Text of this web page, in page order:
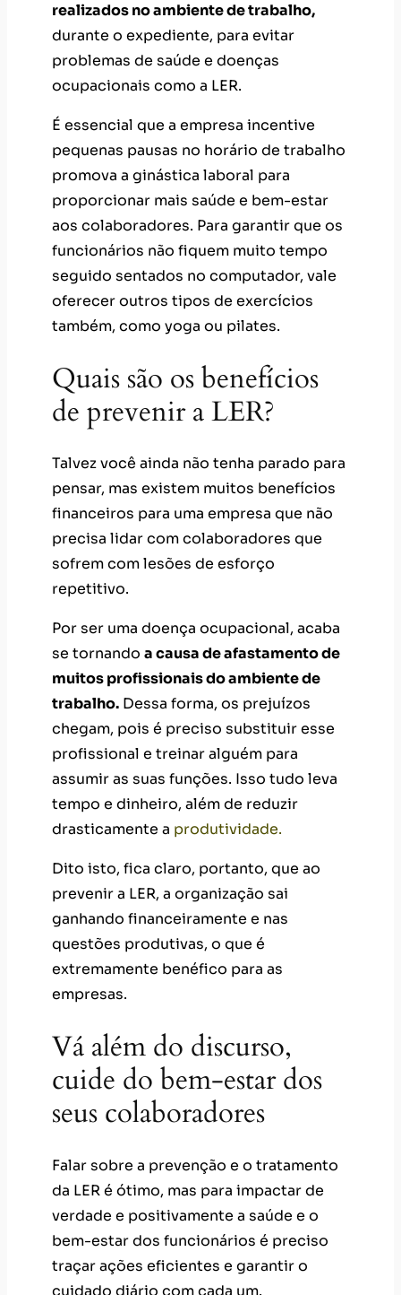
realizados no ambiente de trabalho,
durante o expediente, para evitar
problemas de saúde e doenças
ocupacionais como a LER.
É essencial que a empresa incentive
pequenas pausas no horário de trabalho
promova a ginástica laboral para
proporcionar mais saúde e bem-estar
aos colaboradores. Para garantir que os
funcionários não fiquem muito tempo
seguido sentados no computador, vale
oferecer outros tipos de exercícios
também, como yoga ou pilates.
Quais são os benefícios
de prevenir a LER?
Talvez você ainda não tenha parado para
pensar, mas existem muitos benefícios
financeiros para uma empresa que não
precisa lidar com colaboradores que
sofrem com lesões de esforço
repetitivo.
Por ser uma doença ocupacional, acaba
se tornando a causa de afastamento de
muitos profissionais do ambiente de
trabalho. Dessa forma, os prejuízos
chegam, pois é preciso substituir esse
profissional e treinar alguém para
assumir as suas funções. Isso tudo leva
tempo e dinheiro, além de reduzir
drasticamente a produtividade.
Dito isto, fica claro, portanto, que ao
prevenir a LER, a organização sai
ganhando financeiramente e nas
questões produtivas, o que é
extremamente benéfico para as
empresas.
Vá além do discurso,
cuide do bem-estar dos
seus colaboradores
Falar sobre a prevenção e o tratamento
da LER é ótimo, mas para impactar de
verdade e positivamente a saúde e o
bem-estar dos funcionários é preciso
traçar ações eficientes e garantir o
cuidado diário com cada um.